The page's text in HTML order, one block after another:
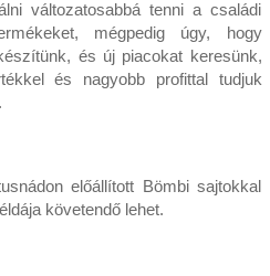
változatosabbá tenni a családi
mégpedig úgy, hogy
és új piacokat keresünk,
és nagyobb profittal tudjuk
előállított Bömbi sajtokkal
követendő lehet.